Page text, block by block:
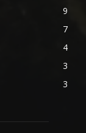
9
7
4
3
3